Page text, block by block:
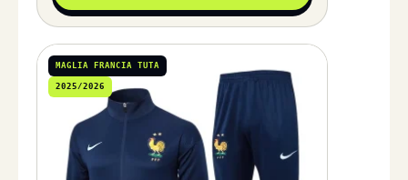
MAGLIA FRANCIA TUTA
2025/2026